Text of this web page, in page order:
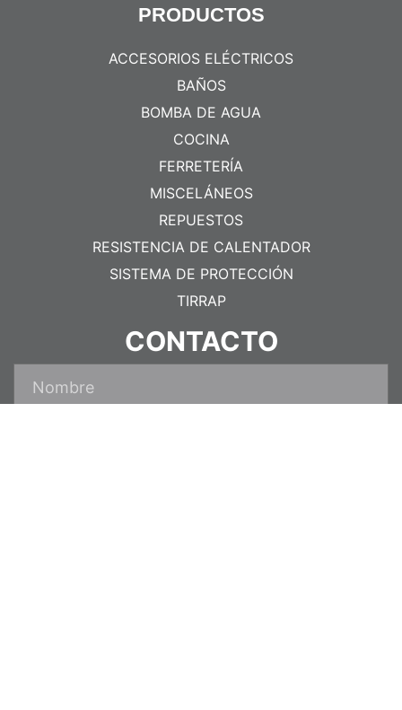
PRODUCTOS
ACCESORIOS ELÉCTRICOS
BAÑOS
BOMBA DE AGUA
COCINA
FERRETERÍA
MISCELÁNEOS
REPUESTOS
RESISTENCIA DE CALENTADOR
SISTEMA DE PROTECCIÓN
TIRRAP
CONTACTO